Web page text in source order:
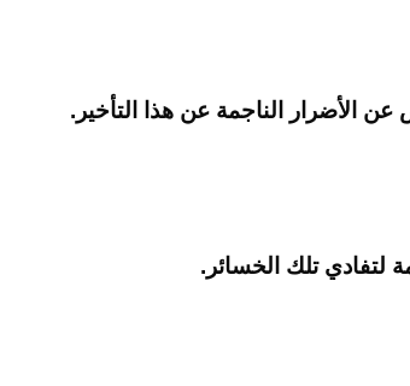
الأضرار الناجمة عن هذا التأخير.
لتفادي تلك الخسائر.